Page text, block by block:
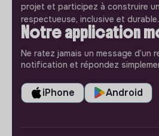
projet et participez à construire
respectueuse, inclusive et durable.
Notre application
Ne ratez jamais un message d’un
notification et répondez
iPhone Android